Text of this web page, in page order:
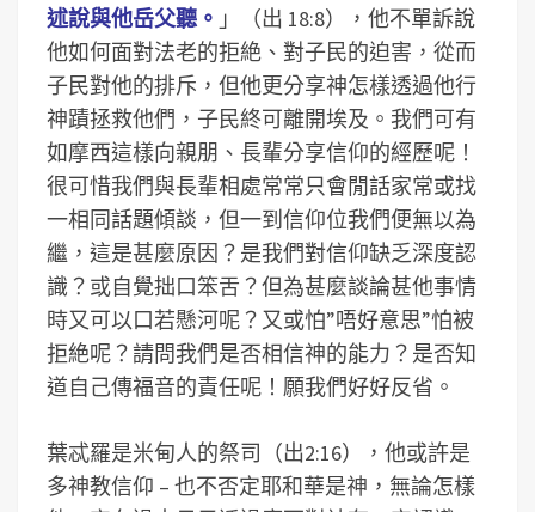
述說與他岳父聽。 」（出 18:8），他不單訴說
他如何面對法老的拒絶、對子民的迫害，從而
子民對他的排斥，但他更分享神怎樣透過他行
神蹟拯救他們，子民終可離開埃及。我們可有
如摩西這樣向親朋、長輩分享信仰的經歷呢！
很可惜我們與長輩相處常常只會閒話家常或找
一相同話題傾談，但一到信仰位我們便無以為
繼，這是甚麼原因？是我們對信仰缺乏深度認
識？或自覺拙口笨舌？但為甚麼談論甚他事情
時又可以口若懸河呢？又或怕”唔好意思”怕被
拒絶呢？請問我們是否相信神的能力？是否知
道自己傳福音的責任呢！願我們好好反省。
葉忒羅是米甸人的祭司（出2:16），他或許是
多神教信仰 – 也不否定耶和華是神，無論怎樣